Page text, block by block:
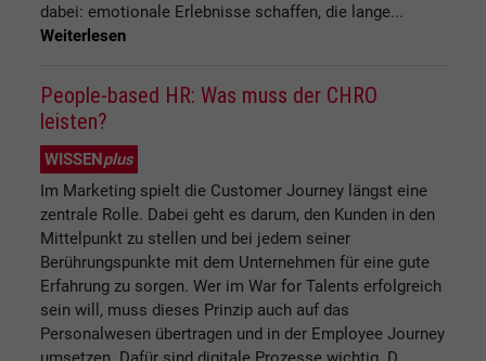
dabei: emotionale Erlebnisse schaffen, die lange...
Weiterlesen
People-based HR: Was muss der CHRO
leisten?
WISSENplus
Im Marketing spielt die Customer Journey längst eine
zentrale Rolle. Dabei geht es darum, den Kunden in den
Mittelpunkt zu stellen und bei jedem seiner
Berührungspunkte mit dem Unternehmen für eine gute
Erfahrung zu sorgen. Wer im War for Talents erfolgreich
sein will, muss dieses Prinzip auch auf das
Personalwesen übertragen und in der Employee Journey